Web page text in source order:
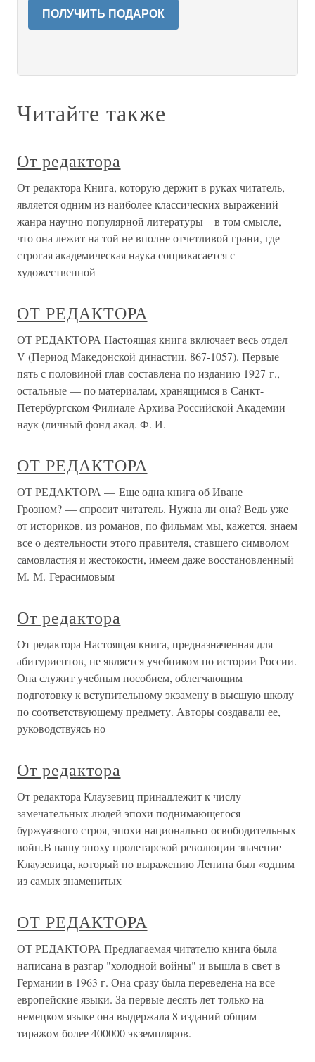
ПОЛУЧИТЬ ПОДАРОК
Читайте также
От редактора
От редактора Книга, которую держит в руках читатель,
является одним из наиболее классических выражений
жанра научно-популярной литературы – в том смысле,
что она лежит на той не вполне отчетливой грани, где
строгая академическая наука соприкасается с
художественной
ОТ РЕДАКТОРА
ОТ РЕДАКТОРА Настоящая книга включает весь отдел
V (Период Македонской династии. 867-1057). Первые
пять с половиной глав составлена по изданию 1927 г.,
остальные — по материалам, хранящимся в Санкт-
Петербургском Филиале Архива Российской Академии
наук (личный фонд акад. Ф. И.
ОТ РЕДАКТОРА
ОТ РЕДАКТОРА — Еще одна книга об Иване
Грозном? — спросит читатель. Нужна ли она? Ведь уже
от историков, из романов, по фильмам мы, кажется, знаем
все о деятельности этого правителя, ставшего символом
самовластия и жестокости, имеем даже восстановленный
М. М. Герасимовым
От редактора
От редактора Настоящая книга, предназначенная для
абитуриентов, не является учебником по истории России.
Она служит учебным пособием, облегчающим
подготовку к вступительному экзамену в высшую школу
по соответствующему предмету. Авторы создавали ее,
руководствуясь но
От редактора
От редактора Клаузевиц принадлежит к числу
замечательных людей эпохи поднимающегося
буржуазного строя, эпохи национально-освободительных
войн.В нашу эпоху пролетарской революции значение
Клаузевица, который по выражению Ленина был «одним
из самых знаменитых
ОТ РЕДАКТОРА
ОТ РЕДАКТОРА Предлагаемая читателю книга была
написана в разгар "холодной войны" и вышла в свет в
Германии в 1963 г. Она сразу была переведена на все
европейские языки. За первые десять лет только на
немецком языке она выдержала 8 изданий общим
тиражом более 400000 экземпляров.